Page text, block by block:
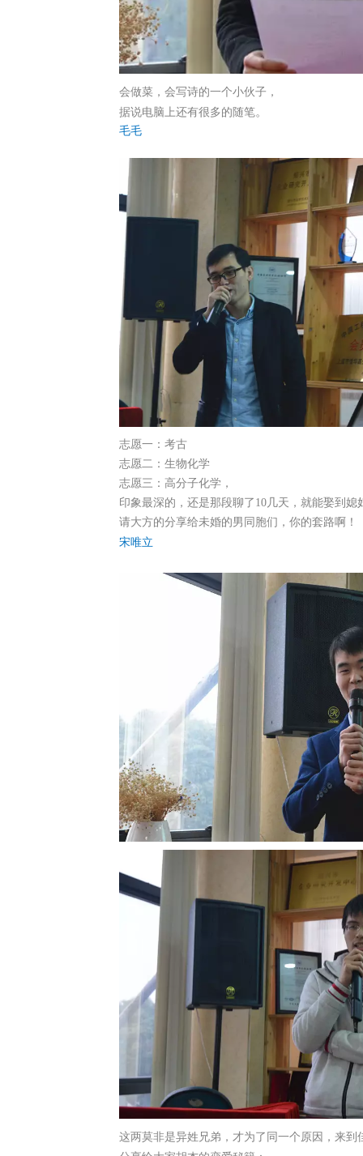
会做菜，会写诗的一个小伙子，
据说电脑上还有很多的随笔。
毛毛
志愿一：考古
志愿二：生物化学
志愿三：高分子化学，
印象最深的，还是那段聊了10几天，就能娶到媳
请大方的分享给未婚的男同胞们，你的套路啊！
宋唯立
这两莫非是异姓兄弟，才为了同一个原因，来到